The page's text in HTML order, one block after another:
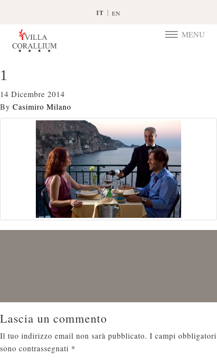
IT EN
TOGGLE
MENU
1
14 Dicembre 2014
By Casimiro Milano
Lascia un commento
Il tuo indirizzo email non sarà pubblicato. I campi obbligatori
sono contrassegnati *